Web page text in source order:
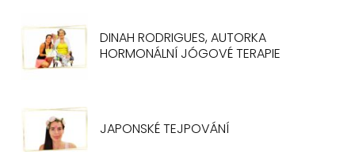
DINAH RODRIGUES, AUTORKA
HORMONÁLNÍ JÓGOVÉ TERAPIE
JAPONSKÉ TEJPOVÁNÍ